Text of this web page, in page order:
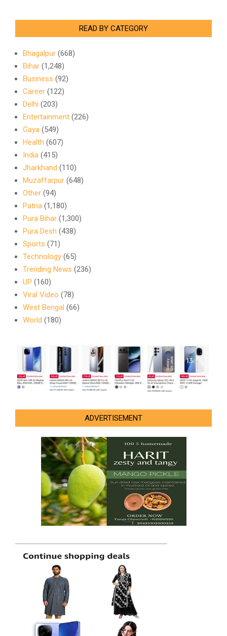
READ BY CATEGORY
Bhagalpur (668)
Bihar (1,248)
Business (92)
Career (122)
Delhi (203)
Entertainment (226)
Gaya (549)
Health (607)
India (415)
Jharkhand (110)
Muzaffarpur (648)
Other (94)
Patna (1,180)
Pura Bihar (1,300)
Pura Desh (438)
Sports (71)
Technology (65)
Trending News (236)
UP (160)
Viral Video (78)
West Bengal (66)
World (180)
ADVERTISEMENT